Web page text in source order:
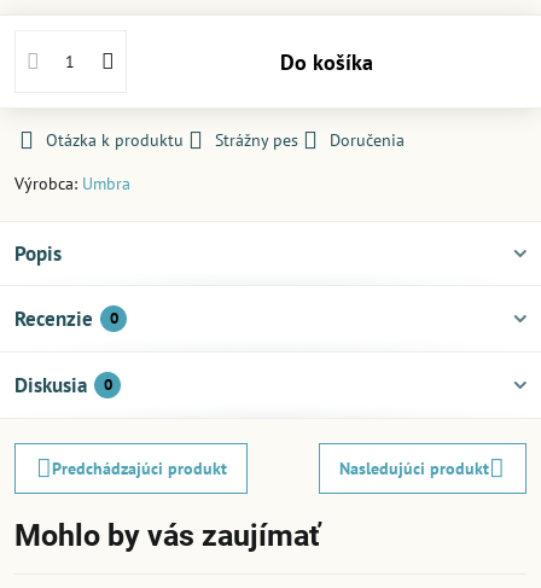
Do košíka
Otázka k produktu Strážny pes
Doručenia
Výrobca: Umbra
Popis
Recenzie 0
Diskusia 0
Predchádzajúci produkt Nasledujúci produkt
Mohlo by vás zaujímať